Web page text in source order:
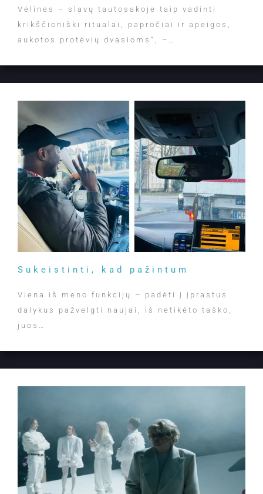
Vėlinės – slavų tautosakoje taip vadinti
krikščioniški ritualai, papročiai ir apeigos,
aukotos protėvių dvasioms“, –…
Sukeistinti, kad pažintum
Viena iš meno funkcijų – padėti į įprastus
dalykus pažvelgti naujai, iš netikėto taško,
juos…